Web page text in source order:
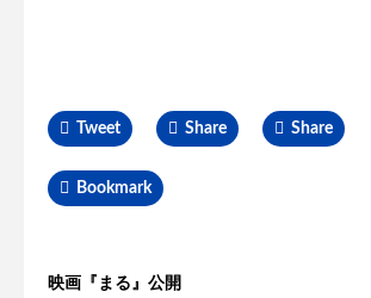
Tweet Share Share
Bookmark
映画『まる』公開